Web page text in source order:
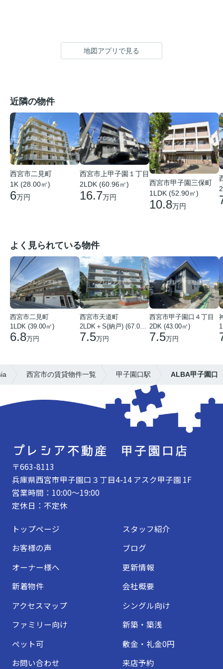
地図アプリで見る
近隣の物件
西宮市二見町
1K (28.00㎡)
6万円
西宮市上甲子園１丁目
2LDK (60.96㎡)
16.7万円
西宮市甲子園三保町
1LDK (52.90㎡)
10.8万円
よく見られている物件
西宮市二見町
1LDK (39.00㎡)
6.8万円
西宮市天道町
2LDK＋S(納戸) (67.00㎡)
7.5万円
西宮市甲子園口４丁目
2DK (43.00㎡)
7.5万円
西宮市の賃貸物件一覧 甲子園口駅 ALBA甲子園口
〒663-8113
兵庫県西宮市甲子園口３丁目4-14 アスク甲子園 1F
営業時間：10:00～19:00
定休日：不定休
トップページ
スタッフ紹介
お客様の声
ブログ
オーナー様へ
更新情報
新着物件
会社概要
アクセスマップ
シングル向け
ファミリー向け
新築・築浅
ペット可
敷金・礼金0円
お問い合わせ
来店予約